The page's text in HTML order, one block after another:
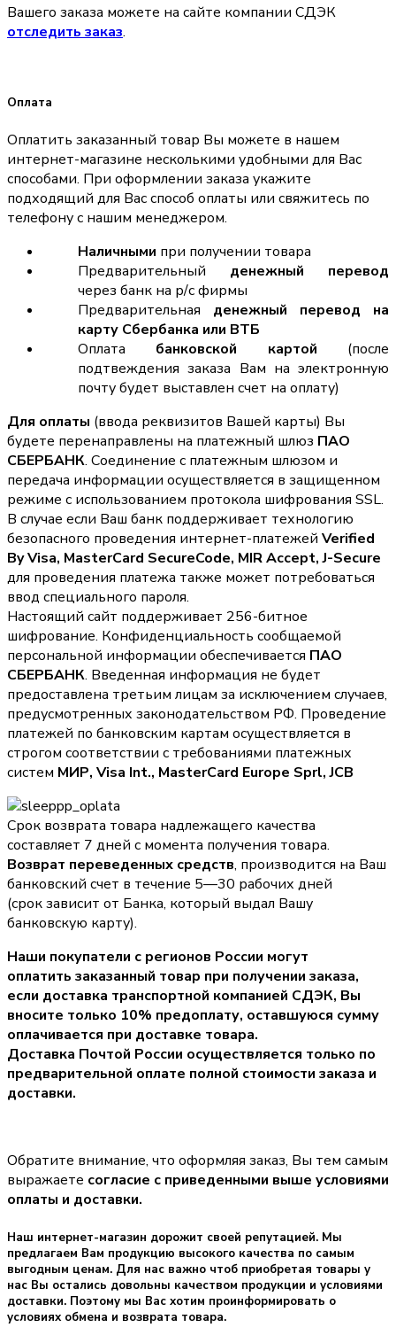
Вашего заказа можете на сайте компании СДЭК
отследить заказ.
Оплата
Оплатить заказанный товар Вы можете в нашем
интернет-магазине несколькими удобными для Вас
способами. При оформлении заказа укажите
подходящий для Вас способ оплаты или свяжитесь по
телефону с нашим менеджером.
Наличными при получении товара
Предварительный денежный перевод
через банк на р/с фирмы
Предварительная денежный перевод на
карту Сбербанка или ВТБ
Оплата банковской картой (после
подтвеждения заказа Вам на электронную
почту будет выставлен счет на оплату)
Для оплаты (ввода реквизитов Вашей карты) Вы
будете перенаправлены на платежный шлюз ПАО
СБЕРБАНК. Соединение с платежным шлюзом и
передача информации осуществляется в защищенном
режиме с использованием протокола шифрования SSL.
В случае если Ваш банк поддерживает технологию
безопасного проведения интернет-платежей Verified
By Visa, MasterCard SecureCode, MIR Accept, J-Secure
для проведения платежа также может потребоваться
ввод специального пароля.
Настоящий сайт поддерживает 256-битное
шифрование. Конфиденциальность сообщаемой
персональной информации обеспечивается ПАО
СБЕРБАНК. Введенная информация не будет
предоставлена третьим лицам за исключением случаев,
предусмотренных законодательством РФ. Проведение
платежей по банковским картам осуществляется в
строгом соответствии с требованиями платежных
систем МИР, Visa Int., MasterCard Europe Sprl, JCB
Срок возврата товара надлежащего качества
составляет 7 дней с момента получения товара.
Возврат переведенных средств, производится на Ваш
банковский счет в течение 5—30 рабочих дней
(срок зависит от Банка, который выдал Вашу
банковскую карту).
Наши покупатели с регионов России могут
оплатить заказанный товар при получении заказа,
если доставка транспортной компанией СДЭК, Вы
вносите только 10% предоплату, оставшуюся сумму
оплачивается при доставке товара.
Доставка Почтой России осуществляется только по
предварительной оплате полной стоимости заказа и
доставки.
Обратите внимание, что оформляя заказ, Вы тем самым
выражаете согласие с приведенными выше условиями
оплаты и доставки.
Наш интернет-магазин дорожит своей репутацией. Мы
предлагаем Вам продукцию высокого качества по самым
выгодным ценам. Для нас важно чтоб приобретая товары у
нас Вы остались довольны качеством продукции и условиями
доставки. Поэтому мы Вас хотим проинформировать о
условиях обмена и возврата товара.